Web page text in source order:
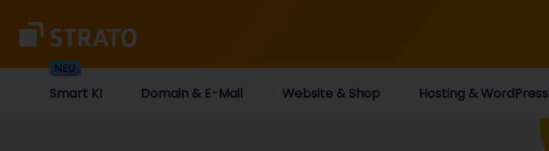
Smart KI Domain & E-Mail Website & Shop Hosting & WordPress